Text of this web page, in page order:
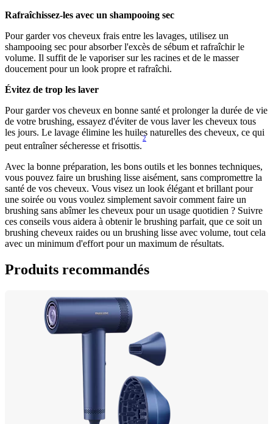
Rafraîchissez-les avec un shampooing sec
Pour garder vos cheveux frais entre les lavages, utilisez un
shampooing sec pour absorber l'excès de sébum et rafraîchir le
volume. Il suffit de le vaporiser sur les racines et de le masser
doucement pour un look propre et rafraîchi.
Évitez de trop les laver
Pour garder vos cheveux en bonne santé et prolonger la durée de vie
de votre brushing, essayez d'éviter de vous laver les cheveux tous
les jours. Le lavage élimine les huiles naturelles des cheveux, ce qui
peut entraîner sécheresse et frisottis.
2
Avec la bonne préparation, les bons outils et les bonnes techniques,
vous pouvez faire un brushing lisse aisément, sans compromettre la
santé de vos cheveux. Vous visez un look élégant et brillant pour
une soirée ou vous voulez simplement savoir comment faire un
brushing sans abîmer les cheveux pour un usage quotidien ? Suivre
ces conseils vous aidera à obtenir le brushing parfait, que ce soit un
brushing cheveux raides ou un brushing lisse avec volume, tout cela
avec un minimum d'effort pour un maximum de résultats.
Produits recommandés